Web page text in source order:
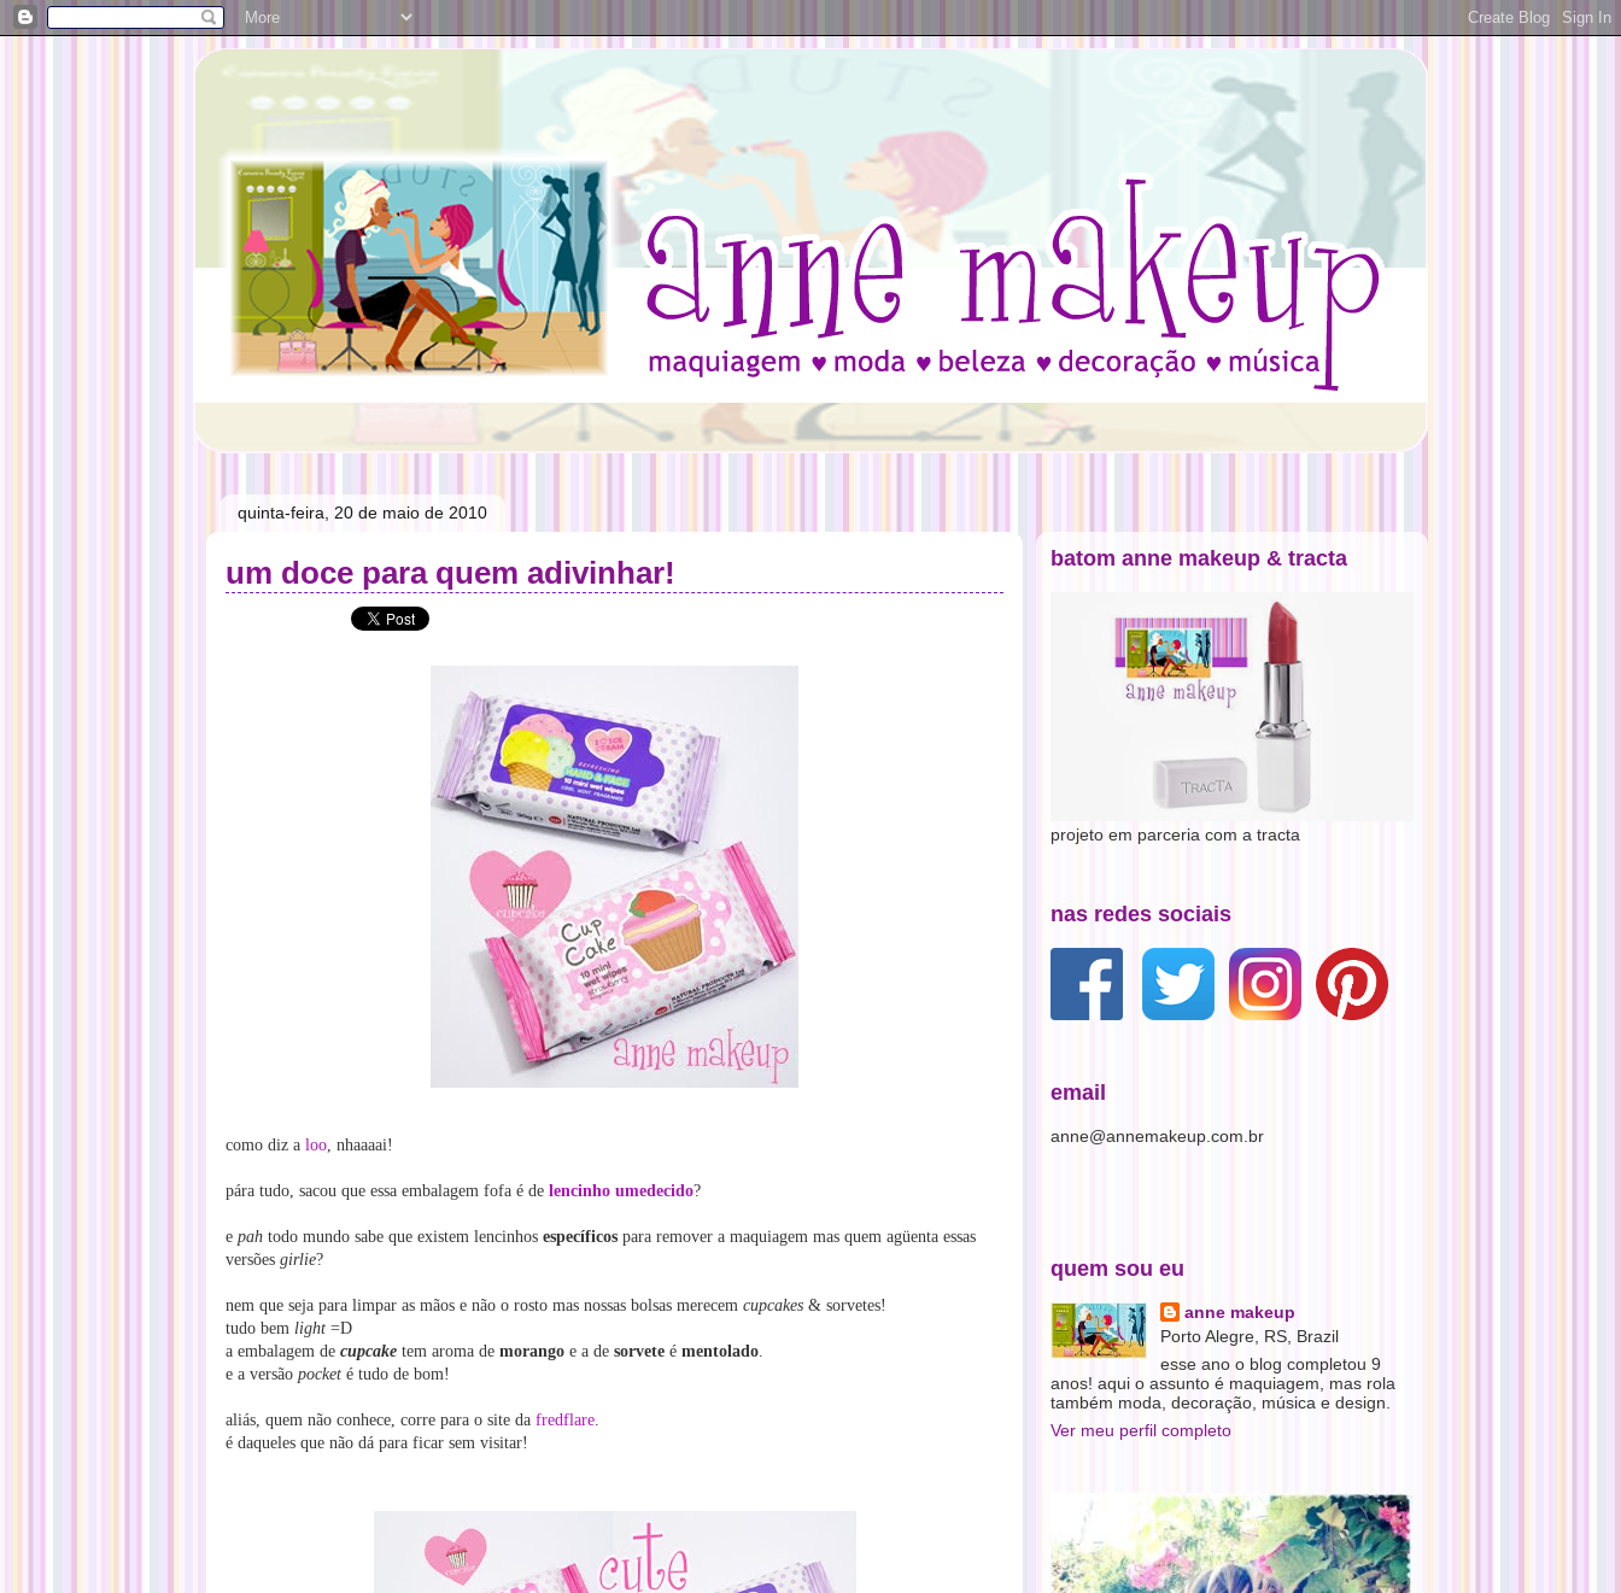
quinta-feira, 20 de maio de 2010
um doce para quem adivinhar!
como diz a loo, nhaaaai!
pára tudo, sacou que essa embalagem fofa é de lencinho umedecido?
e pah todo mundo sabe que existem lencinhos específicos para remover a maquiagem mas quem agüenta essas
versões girlie?
nem que seja para limpar as mãos e não o rosto mas nossas bolsas merecem cupcakes & sorvetes!
tudo bem light =D
a embalagem de cupcake tem aroma de morango e a de sorvete é mentolado.
e a versão pocket é tudo de bom!
aliás, quem não conhece, corre para o site da fredflare.
é daqueles que não dá para ficar sem visitar!
batom anne makeup & tracta
projeto em parceria com a tracta
nas redes sociais
email
anne@annemakeup.com.br
quem sou eu
anne makeup
Porto Alegre, RS, Brazil
esse ano o blog completou 9
anos! aqui o assunto é maquiagem, mas rola
também moda, decoração, música e design.
Ver meu perfil completo